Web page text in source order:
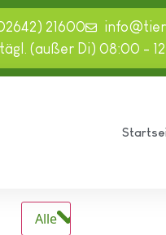
21600
(außer Di) 08:00 -
Alle